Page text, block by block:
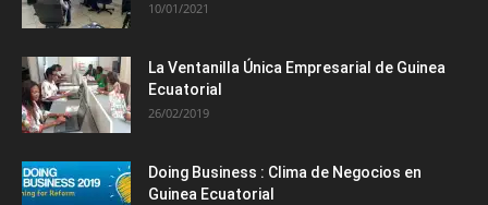
10/01/2021
La Ventanilla Única Empresarial de Guinea
Ecuatorial
26/02/2019
Doing Business : Clima de Negocios en
Guinea Ecuatorial